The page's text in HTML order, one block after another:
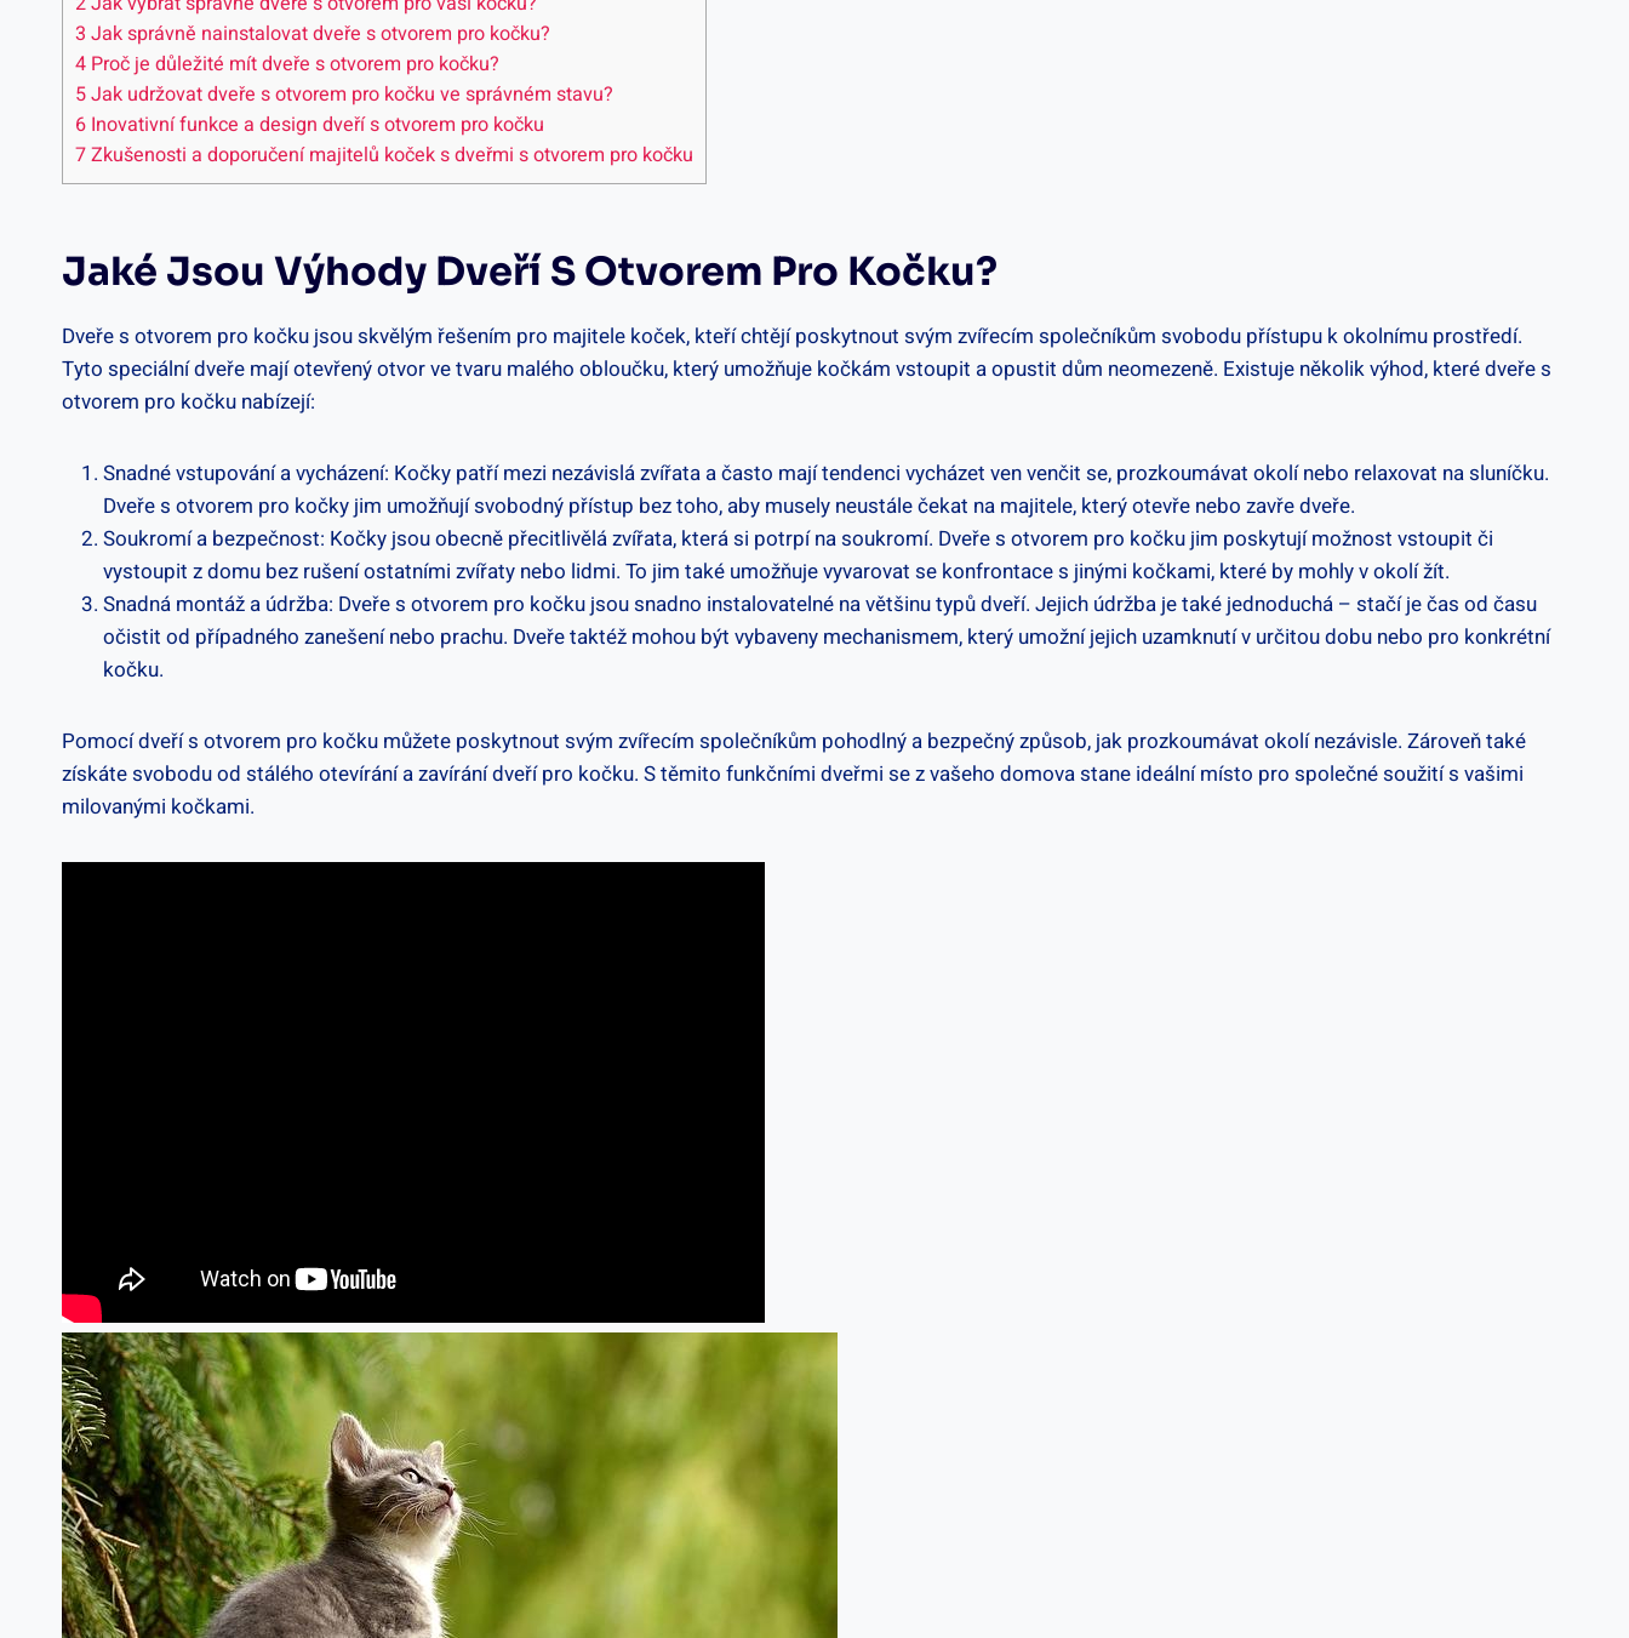
3 Jak správně nainstalovat dveře s otvorem pro kočku?
4 Proč je důležité mít dveře s otvorem pro kočku?
5Jak udržovat dveře s otvorem pro kočku ve správném stavu?
6 Inovativní funkce a design dveří s otvorem pro kočku
7Zkušenosti a doporučení majitelů koček s dveřmi s otvorem pro kočku
Jaké Jsou Výhody Dveří S Otvorem Pro Kočku?
Dveře s otvorem pro kočku jsou skvělým řešením pro majitele koček, kteří chtějí poskytnout svým zvířecím společníkům svobodu přístupu k okolnímu prostředí.
Tyto speciální dveře mají otevřený otvor ve tvaru malého obloučku, který umožňuje kočkám vstoupit a opustit dům neomezeně. Existuje několik výhod, které dveře s
otvorem pro kočku nabízejí:
Snadné vstupování a vycházení: Kočky patří mezi nezávislá zvířata a často mají tendenci vycházet ven venčit se, prozkoumávat okolí nebo relaxovat na sluníčku.
Dveře s otvorem pro kočky jim umožňují svobodný přístup bez toho, aby musely neustále čekat na majitele, který otevře nebo zavře dveře.
Soukromí a bezpečnost: Kočky jsou obecně přecitlivělá zvířata, která si potrpí na soukromí. Dveře s otvorem pro kočku jim poskytují možnost vstoupit či
vystoupit z domu bez rušení ostatními zvířaty nebo lidmi. To jim také umožňuje vyvarovat se konfrontace s jinými kočkami, které by mohly v okolí žít.
Snadná montáž a údržba: Dveře s otvorem pro kočku jsou snadno instalovatelné na většinu typů dveří. Jejich údržba je také jednoduchá – stačí je čas od času
očistit od případného zanešení nebo prachu. Dveře taktéž mohou být vybaveny mechanismem, který umožní jejich uzamknutí v určitou dobu nebo pro konkrétní
kočku.
Pomocí dveří s otvorem pro kočku můžete poskytnout svým zvířecím společníkům pohodlný a bezpečný způsob, jak prozkoumávat okolí nezávisle. Zároveň také
získáte svobodu od stálého otevírání a zavírání dveří pro kočku. S těmito funkčními dveřmi se z vašeho domova stane ideální místo pro společné soužití s vašimi
milovanými kočkami.